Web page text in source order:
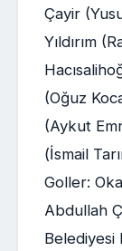
Çayir
Yıldırım
(Oğuz
(Aykut
(İsmail
Goller:
Abdullah
Belediyesi